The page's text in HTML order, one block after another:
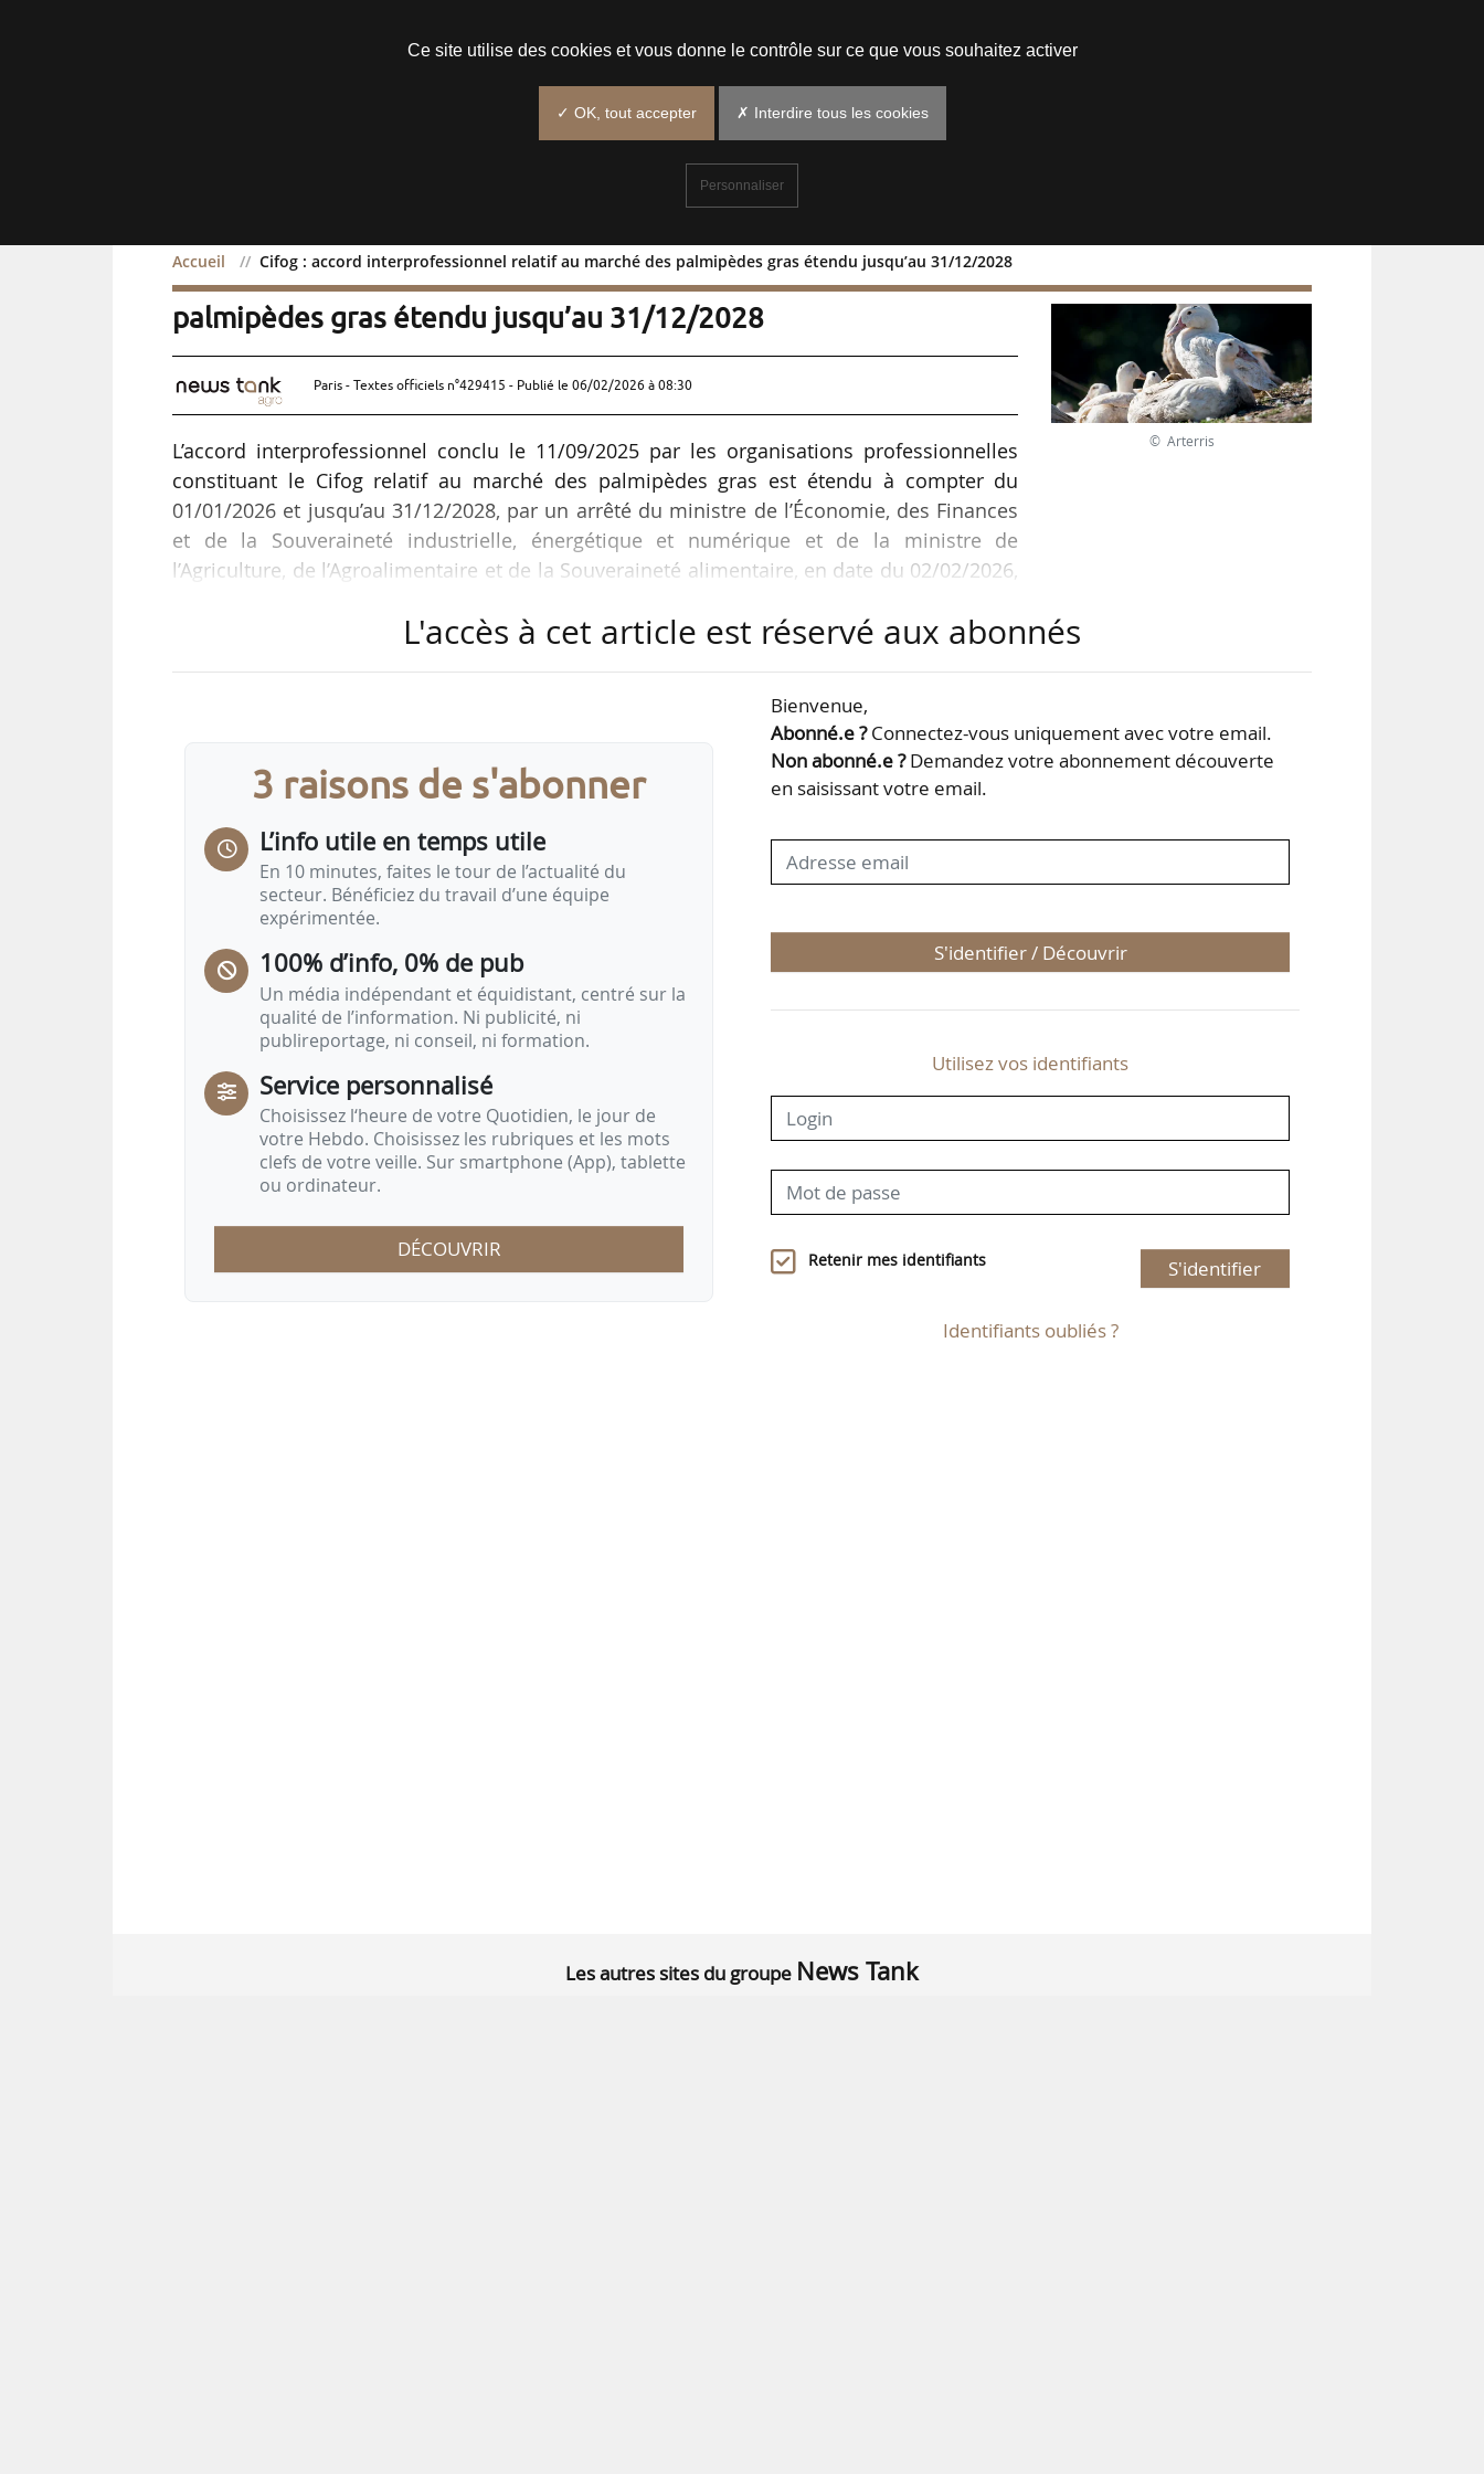
Accueil Cifog : accord interprofessionnel relatif au marché des palmipèdes gras étendu jusqu’au 31/12/2028
Cifog : accord interprofessionnel relatif au marché des
palmipèdes gras étendu jusqu’au 31/12/2028
Paris - Textes officiels n°429415 - Publié le 06/02/2026 à 08:30
L’accord interprofessionnel conclu le 11/09/2025 par les organisations professionnelles
constituant le Cifog relatif au marché des palmipèdes gras est étendu à compter du
01/01/2026 et jusqu’au 31/12/2028, par un arrêté du ministre de l’Économie, des Finances
et de la Souveraineté industrielle, énergétique et numérique et de la ministre de
l’Agriculture, de l’Agroalimentaire et de la Souveraineté alimentaire, en date du 02/02/2026,
© Arterris
L'accès à cet article est réservé aux abonnés
3 raisons de s'abonner
L’info utile en temps utile
En 10 minutes, faites le tour de l’actualité du
secteur. Bénéficiez du travail d’une équipe
expérimentée.
100% d’info, 0% de pub
Un média indépendant et équidistant, centré sur la
qualité de l’information. Ni publicité, ni
publireportage, ni conseil, ni formation.
Service personnalisé
Choisissez l‘heure de votre Quotidien, le jour de
votre Hebdo. Choisissez les rubriques et les mots
clefs de votre veille. Sur smartphone (App), tablette
ou ordinateur.
DÉCOUVRIR
Bienvenue,
Abonné.e ?Connectez-vous uniquement avec votre email.
Non abonné.e ?Demandez votre abonnement découverte
en saisissant votre email.
S'identifier / Découvrir
Utilisez vos identifiants
Retenir mes identifiants S'identifier
Identifiants oubliés ?
Les autres sites du groupe News Tank
Ce site utilise des cookies et vous donne le contrôle sur ce que vous souhaitez activer
✓ OK, tout accepter ✗ Interdire tous les cookies
Personnaliser